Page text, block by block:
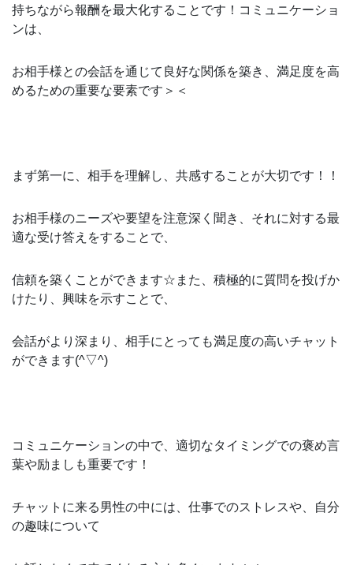
持ちながら報酬を最大化することです！コミュニケーショ
ンは、
お相手様との会話を通じて良好な関係を築き、満足度を高
めるための重要な要素です＞＜
まず第一に、相手を理解し、共感することが大切です！！
お相手様のニーズや要望を注意深く聞き、それに対する最
適な受け答えをすることで、
信頼を築くことができます☆また、積極的に質問を投げか
けたり、興味を示すことで、
会話がより深まり、相手にとっても満足度の高いチャット
ができます(^▽^)
コミュニケーションの中で、適切なタイミングでの褒め言
葉や励ましも重要です！
チャットに来る男性の中には、仕事でのストレスや、自分
の趣味について